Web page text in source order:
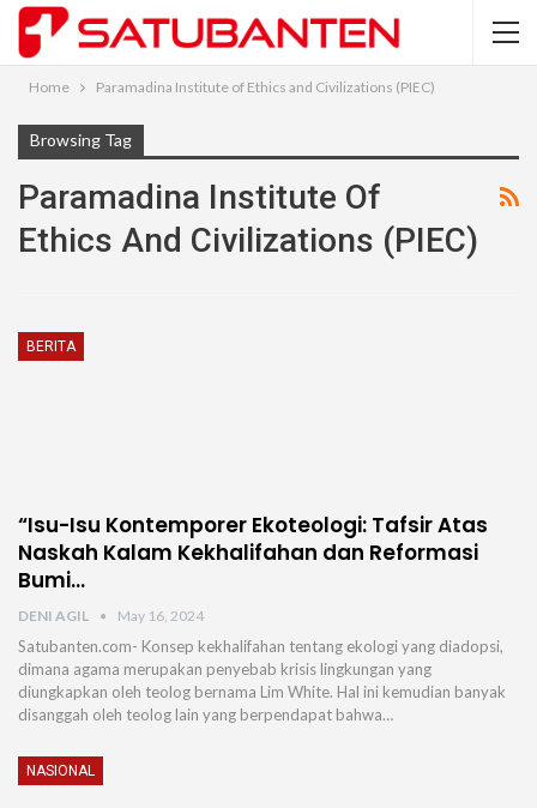
Home Paramadina Institute of Ethics and Civilizations (PIEC)
Browsing Tag
Paramadina Institute Of
Ethics And Civilizations (PIEC)
BERITA
“Isu-Isu Kontemporer Ekoteologi: Tafsir Atas
Naskah Kalam Kekhalifahan dan Reformasi
Bumi…
DENI AGIL May 16, 2024
Satubanten.com- Konsep kekhalifahan tentang ekologi yang diadopsi,
dimana agama merupakan penyebab krisis lingkungan yang
diungkapkan oleh teolog bernama Lim White. Hal ini kemudian banyak
disanggah oleh teolog lain yang berpendapat bahwa…
NASIONAL